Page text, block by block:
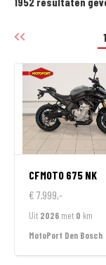
1
CFMOTO 675 NK
€ 7.999,-
Uit 2026 met 0 km
MotoPort Den Bosch